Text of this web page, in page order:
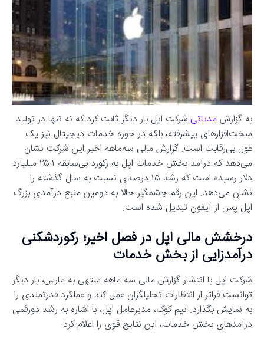
به گزارشمدیاتی:شرکت اپل بار دیگر ثابت کرد که نه تنها در تولید
سخت‌افزارهای پیشرفته، بلکه در حوزه خدمات دیجیتال نیز یک
غول بی‌رقابت است. گزارش مالی سه‌ماهه اخیر این شرکت نشان
می‌دهد که درآمد بخش خدمات اپل به رکورد بی‌سابقه ۲۵.۱ میلیارد
دلار رسیده است که رشد ۱۵ درصدی نسبت به سال گذشته را
نشان می‌دهد. این رقم چشمگیر حالا به دومین منبع درآمدی بزرگ
اپل پس از آیفون تبدیل شده است.
درخشش مالی اپل در فصل اخیر؛ رکوردشکنی
درآمدزایی از بخش خدمات
شرکت اپل با انتشار گزارش مالی سه ماهه منتهی به مارس، بار دیگر
توانست فراتر از انتظارات تحلیلگران عمل کند و عملکرد قدرتمندی را
به نمایش بگذارد. تیم کوک، مدیرعامل اپل، با اشاره به رشد دورقمی
درآمدهای بخش خدمات، این نتایج قوی را اعلام کرد.